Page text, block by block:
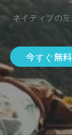
ネイティブの
今すぐ無